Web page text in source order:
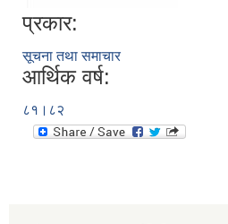
प्रकार:
सूचना तथा समाचार
आर्थिक वर्ष:
८१।८२